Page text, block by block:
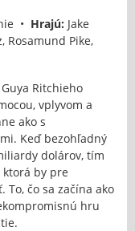
• Hrajú: Jake
Rosamund Pike,
Ritchieho
vplyvom a
ako s
Keď bezohľadný
dolárov, tím
by pre
To, čo sa začína ako
hru